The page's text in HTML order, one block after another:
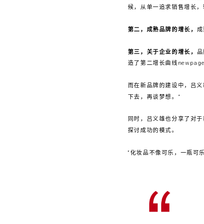
候，从单一追求销售增长
第二，成熟品牌的增长，
第三，关于企业的增长，
造了第二增长曲线
而在新品牌的建设中，吕
下去，再谈梦想。”
同时，吕义雄也分享了对
探讨成功的模式。
“化妆品不像可乐，一瓶可